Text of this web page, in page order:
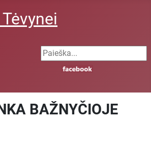
Search ...
BAŽNYČIOJE